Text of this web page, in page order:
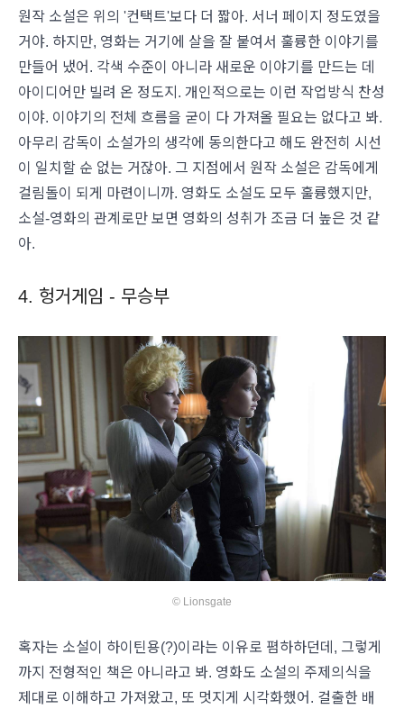
원작 소설은 위의 '컨택트'보다 더 짧아. 서너 페이지 정도였을
거야. 하지만, 영화는 거기에 살을 잘 붙여서 훌륭한 이야기를
만들어 냈어. 각색 수준이 아니라 새로운 이야기를 만드는 데
아이디어만 빌려 온 정도지. 개인적으로는 이런 작업방식 찬성
이야. 이야기의 전체 흐름을 굳이 다 가져올 필요는 없다고 봐.
아무리 감독이 소설가의 생각에 동의한다고 해도 완전히 시선
이 일치할 순 없는 거잖아. 그 지점에서 원작 소설은 감독에게
걸림돌이 되게 마련이니까. 영화도 소설도 모두 훌륭했지만,
소설-영화의 관계로만 보면 영화의 성취가 조금 더 높은 것 같
아.
4. 헝거게임 - 무승부
© Lionsgate
혹자는 소설이 하이틴용(?)이라는 이유로 폄하하던데, 그렇게
까지 전형적인 책은 아니라고 봐. 영화도 소설의 주제의식을
제대로 이해하고 가져왔고, 또 멋지게 시각화했어. 걸출한 배